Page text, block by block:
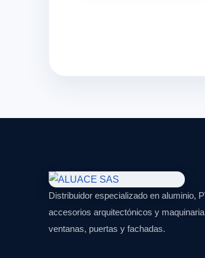
Distribuidor especializado en aluminio,
accesorios arquitectónicos y
ventanas, puertas y fachadas.